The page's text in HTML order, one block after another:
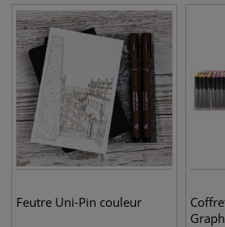
Feutre Uni-Pin couleur